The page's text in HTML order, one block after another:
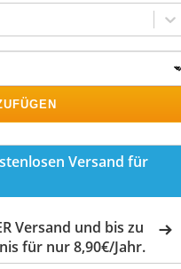
Versand für
Versand und bis zu
für nur 8,90€/Jahr.